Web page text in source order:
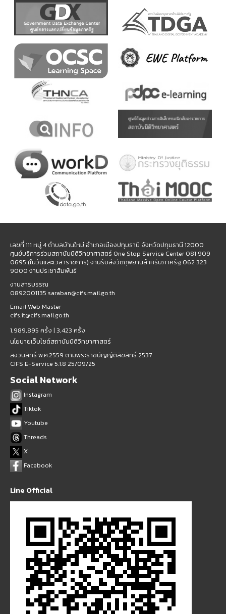
เลขที่ 111 หมู่ 4 ตำบลบ้านใหม่ อำเภอเมืองปทุมธานี จังหวัดปทุมธานี 12000
ศูนย์บริการร่วมสถาบันนิติวิทยาศาสตร์ One Stop Service Center 081 909
0695 (ในวันและเวลาราชการ) งานรับส่งวัตถุพยานสำหรับภาครัฐ 062 323
9000 งานประชาสัมพันธ์
งานสารบรรณ
0892001135 saraban@cifs.mail.go.th
Email Web Master
cifs.it@cifs.mail.go.th
1,989,895 ครั้ง | 3,423 ครั้ง
นโยบายเว็บไซต์สถาบันนิติวิทยาศาสตร์
สงวนสิทธิ์ พ.ศ.2559 ตามพระราชบัญญัติลิขสิทธิ์ 2537
CIFS E-Service 5.1.8 25/09/25
Social Network
Instagram
Tiktok
Youtube
Threads
X
Facebook
Line Official